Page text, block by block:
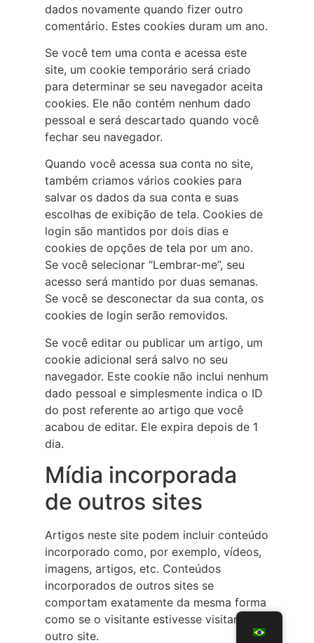
dados novamente quando fizer outro
comentário. Estes cookies duram um ano.
Se você tem uma conta e acessa este
site, um cookie temporário será criado
para determinar se seu navegador aceita
cookies. Ele não contém nenhum dado
pessoal e será descartado quando você
fechar seu navegador.
Quando você acessa sua conta no site,
também criamos vários cookies para
salvar os dados da sua conta e suas
escolhas de exibição de tela. Cookies de
login são mantidos por dois dias e
cookies de opções de tela por um ano.
Se você selecionar “Lembrar-me”, seu
acesso será mantido por duas semanas.
Se você se desconectar da sua conta, os
cookies de login serão removidos.
Se você editar ou publicar um artigo, um
cookie adicional será salvo no seu
navegador. Este cookie não inclui nenhum
dado pessoal e simplesmente indica o ID
do post referente ao artigo que você
acabou de editar. Ele expira depois de 1
dia.
Mídia incorporada
de outros sites
Artigos neste site podem incluir conteúdo
incorporado como, por exemplo, vídeos,
imagens, artigos, etc. Conteúdos
incorporados de outros sites se
comportam exatamente da mesma forma
como se o visitante estivesse visitando o
outro site.